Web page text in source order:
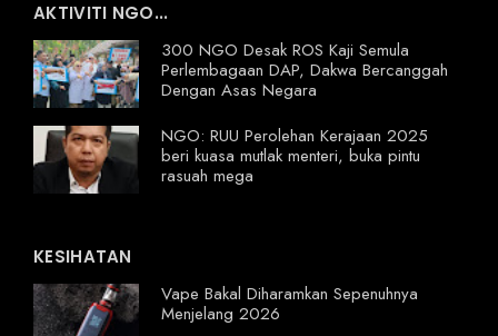
AKTIVITI NGO...
300 NGO Desak ROS Kaji Semula
Perlembagaan DAP, Dakwa Bercanggah
Dengan Asas Negara
NGO: RUU Perolehan Kerajaan 2025
beri kuasa mutlak menteri, buka pintu
rasuah mega
KESIHATAN
Vape Bakal Diharamkan Sepenuhnya
Menjelang 2026